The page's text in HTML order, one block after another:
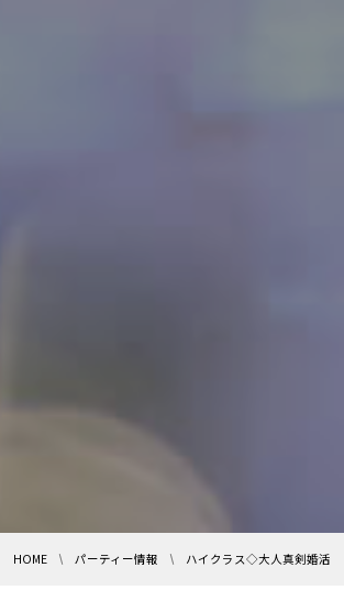
HOME パーティー情報 ハイクラス◇大人真剣婚活